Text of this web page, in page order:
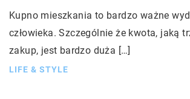
Kupno mieszkania to bardzo ważne
człowieka. Szczególnie że kwota, jaką
zakup, jest bardzo duża […]
LIFE & STYLE